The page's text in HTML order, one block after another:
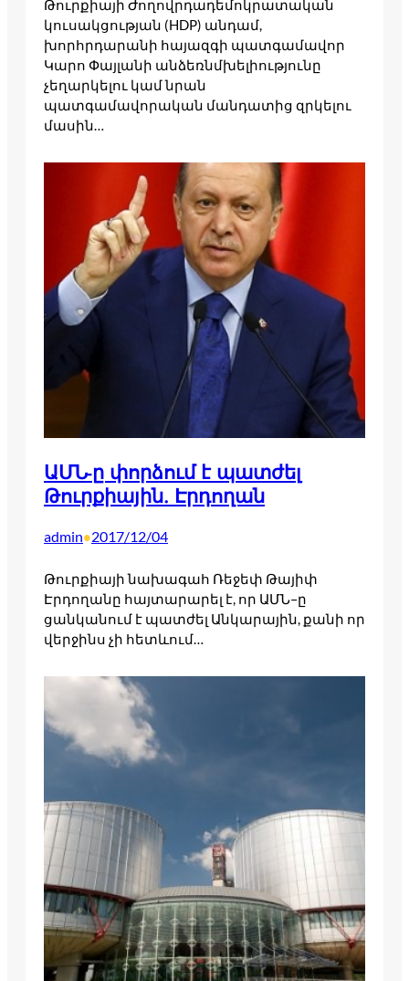
Թուրքիայի Ժողովրդադեմոկրատական
կուսակցության (HDP) անդամ,
խորհրդարանի հայազգի պատգամավոր
Կարո Փայլանի անձեռնմխելիությունը
չեղարկելու կամ նրան
պատգամավորական մանդատից զրկելու
մասին…
ԱՄՆ-ը փորձում է պատժել
Թուրքիային. Էրդողան
admin•2017/12/04
Թուրքիայի նախագահ Ռեջեփ Թայիփ
Էրդողանը հայտարարել է, որ ԱՄՆ–ը
ցանկանում է պատժել Անկարային, քանի որ
վերջինս չի հետևում…